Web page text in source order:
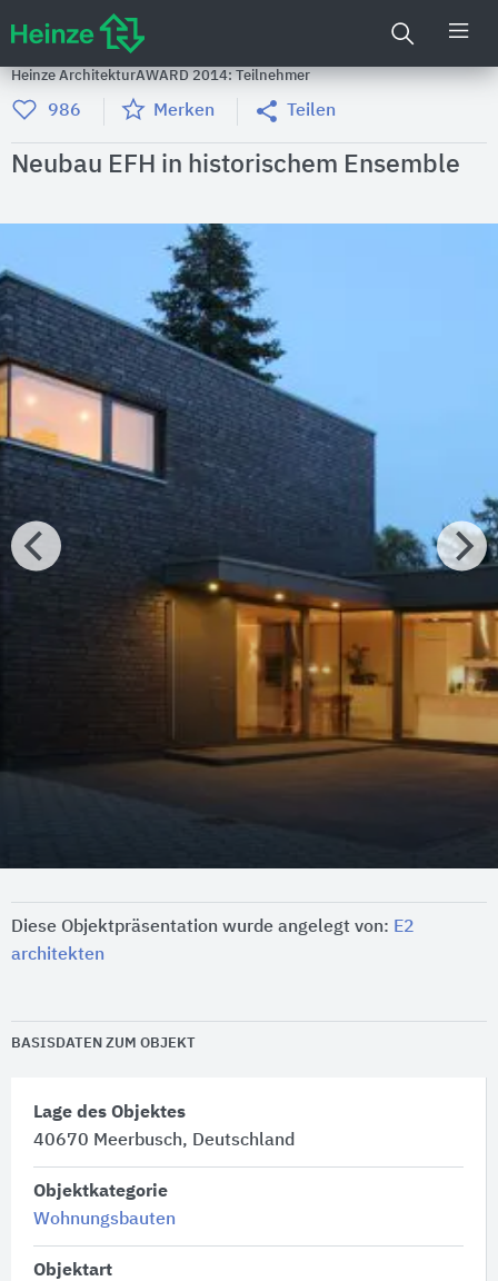
Heinze ArchitekturAWARD 2014: Teilnehmer
986 Merken Teilen
Neubau EFH in historischem Ensemble
Diese Objektpräsentation wurde angelegt von: E2
architekten
BASISDATEN ZUM OBJEKT
Lage des Objektes
40670 Meerbusch, Deutschland
Objektkategorie
Wohnungsbauten
Objektart